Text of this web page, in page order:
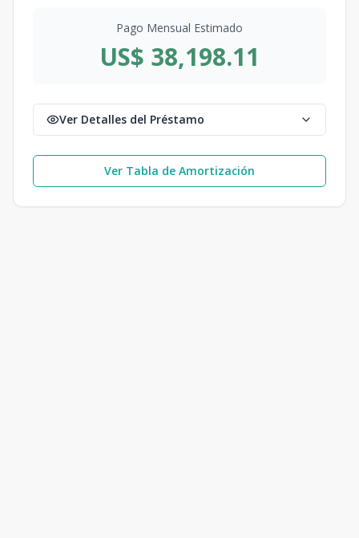
Pago Mensual Estimado
US$ 38,198.11
Ver Detalles del Préstamo
Ver Tabla de Amortización